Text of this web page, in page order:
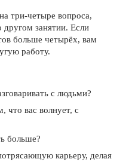
три-четыре вопроса,
занятии. Если
больше четырёх, вам
работу.
с людьми?
что вас волнует, с
больше?
карьеру, делая